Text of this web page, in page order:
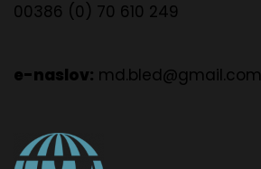
00386 (0) 70 610 249
e-naslov: md.bled@gmail.com